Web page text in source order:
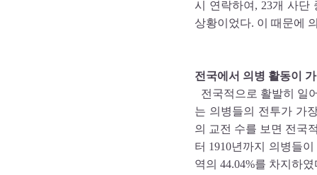
시 연락하여, 23개 사단
상황이었다. 이 때문에
전국에서 의병 활동이
전국적으로 활발히 일
는 의병들의 전투가 가
의 교전 수를 보면 전국
터 1910년까지 의병들
역의 44.04%를 차지하였